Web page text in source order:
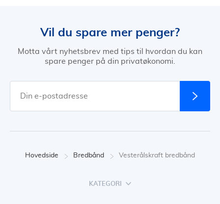
Vil du spare mer penger?
Motta vårt nyhetsbrev med tips til hvordan du kan
spare penger på din privatøkonomi.
Hovedside Bredbånd Vesterålskraft bredbånd
KATEGORI